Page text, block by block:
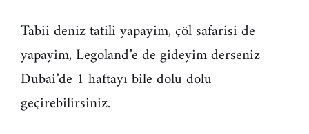
Tabii deniz tatili yapayim, çöl safarisi de
yapayim, Legoland’e de gideyim derseniz
Dubai’de 1 haftayı bile dolu dolu
geçirebilirsiniz.